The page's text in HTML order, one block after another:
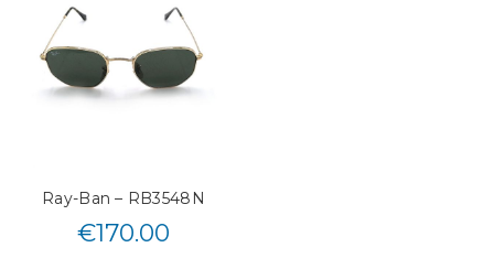
Ray-Ban – RB3548N
€170.00